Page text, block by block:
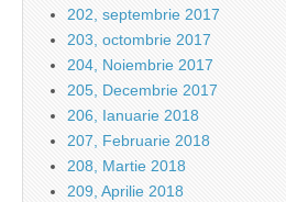
202, septembrie 2017
203, octombrie 2017
204, Noiembrie 2017
205, Decembrie 2017
206, Ianuarie 2018
207, Februarie 2018
208, Martie 2018
209, Aprilie 2018